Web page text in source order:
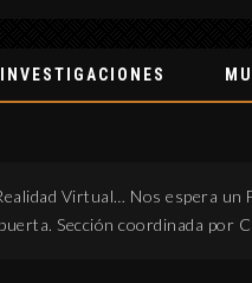
INVESTIGACIONES
Virtual… Nos espera
Sección coordinada por